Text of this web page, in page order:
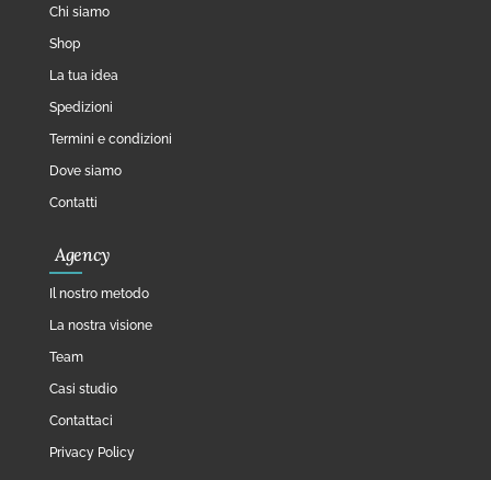
Chi siamo
Shop
La tua idea
Spedizioni
Termini e condizioni
Dove siamo
Contatti
Agency
Il nostro metodo
La nostra visione
Team
Casi studio
Contattaci
Privacy Policy